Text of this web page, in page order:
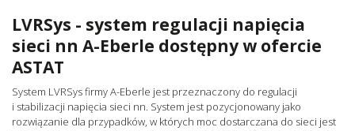
LVRSys - system regulacji napięcia
sieci nn A-Eberle dostępny w ofercie
ASTAT
System LVRSys firmy A-Eberle jest przeznaczony do regulacji
i stabilizacji napięcia sieci nn. System jest pozycjonowany jako
rozwiązanie dla przypadków, w których moc dostarczana do sieci jest